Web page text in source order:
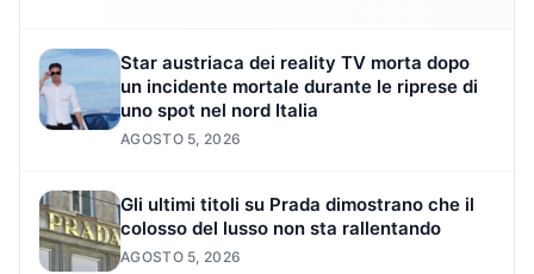
Star austriaca dei reality TV morta dopo
un incidente mortale durante le riprese di
uno spot nel nord Italia
AGOSTO 5, 2026
Gli ultimi titoli su Prada dimostrano che il
colosso del lusso non sta rallentando
AGOSTO 5, 2026